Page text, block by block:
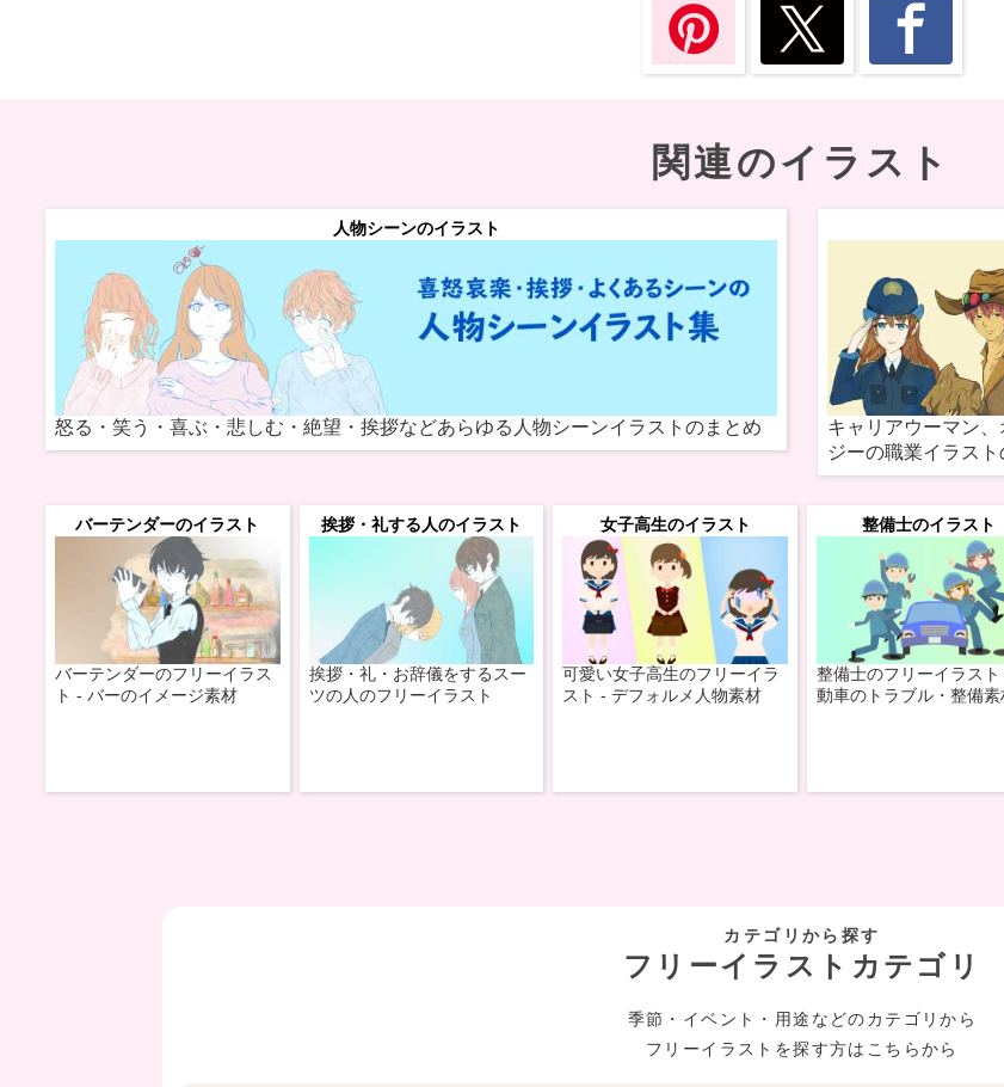
関連のイラスト
人物シーンのイラスト
怒る・笑う・喜ぶ・悲しむ・絶望・挨拶などあらゆる人物シーンイラストのまとめ
キャリアウーマン
ジーの職業イラスト
バーテンダーのイラスト
バーテンダーのフリーイラス
ト - バーのイメージ素材
挨拶・礼する人のイラスト
挨拶・礼・お辞儀をするスー
ツの人のフリーイラスト
女子高生のイラスト
可愛い女子高生のフリーイラ
スト - デフォルメ人物素材
整備士のイラスト
整備士のフリーイラスト
動車のトラブル・整備素
カテゴリから探す
フリーイラストカテゴリ
季節・イベント・用途などのカテゴリから
フリーイラストを探す方はこちらから